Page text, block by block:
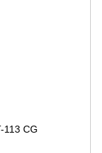
113 CG